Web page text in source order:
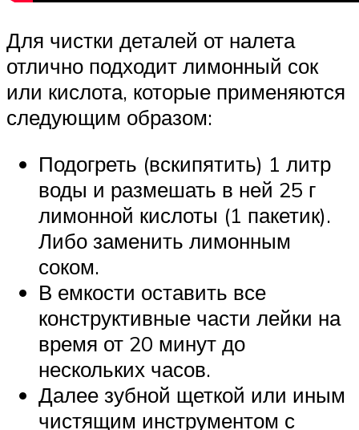
Для чистки деталей от налета
отлично подходит лимонный сок
или кислота, которые применяются
следующим образом:
Подогреть (вскипятить) 1 литр
воды и размешать в ней 25 г
лимонной кислоты (1 пакетик).
Либо заменить лимонным
соком.
В емкости оставить все
конструктивные части лейки на
время от 20 минут до
нескольких часов.
Далее зубной щеткой или иным
чистящим инструментом с